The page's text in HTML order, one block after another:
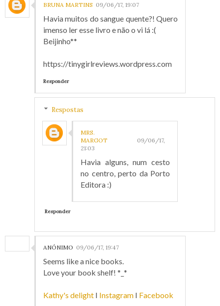
BRUNA MARTINS 09/06/17, 19:07
Havia muitos do sangue quente?! Quero
imenso ler esse livro e não o vi lá :(
Beijinho**
https://tinygirlreviews.wordpress.com
Responder
Respostas
MRS.
MARGOT
09/06/17,
21:03
Havia alguns, num cesto
no centro, perto da Porto
Editora :)
Responder
ANÓNIMO 09/06/17, 19:47
Seems like a nice books.
Love your book shelf! *_*
Kathy's delight I Instagram I Facebook